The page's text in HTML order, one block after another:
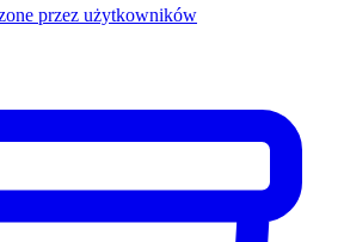
przez użytkowników